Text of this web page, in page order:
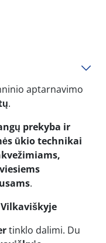
aptarnavimo
.
prekyba ir
ūkio technikai
.
tinklo dalimi. Du